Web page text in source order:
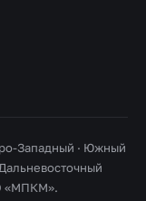
Западный · Южный
«МПКМ».